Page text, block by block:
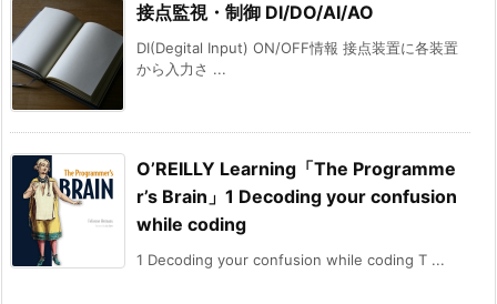
接点監視・制御 DI/DO/AI/AO
DI(Degital Input) ON/OFF情報 接点装置に各装置
から入力さ ...
O’REILLY Learning「The Programme
r’s Brain」1 Decoding your confusion
while coding
1 Decoding your confusion while coding T ...